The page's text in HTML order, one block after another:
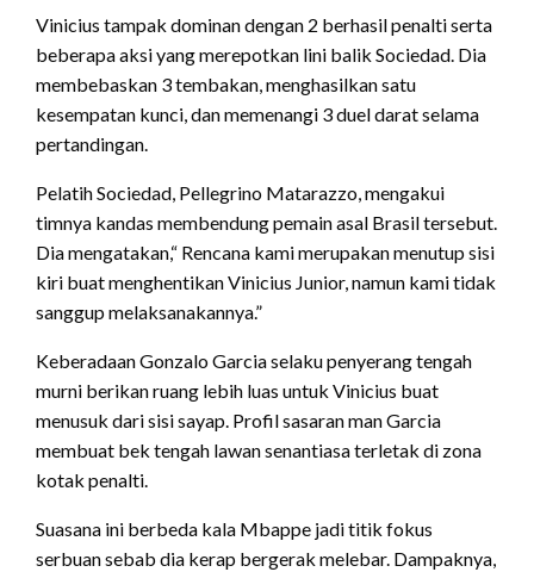
Vinicius tampak dominan dengan 2 berhasil penalti serta
beberapa aksi yang merepotkan lini balik Sociedad. Dia
membebaskan 3 tembakan, menghasilkan satu
kesempatan kunci, dan memenangi 3 duel darat selama
pertandingan.
Pelatih Sociedad, Pellegrino Matarazzo, mengakui
timnya kandas membendung pemain asal Brasil tersebut.
Dia mengatakan,“ Rencana kami merupakan menutup sisi
kiri buat menghentikan Vinicius Junior, namun kami tidak
sanggup melaksanakannya.”
Keberadaan Gonzalo Garcia selaku penyerang tengah
murni berikan ruang lebih luas untuk Vinicius buat
menusuk dari sisi sayap. Profil sasaran man Garcia
membuat bek tengah lawan senantiasa terletak di zona
kotak penalti.
Suasana ini berbeda kala Mbappe jadi titik fokus
serbuan sebab dia kerap bergerak melebar. Dampaknya,